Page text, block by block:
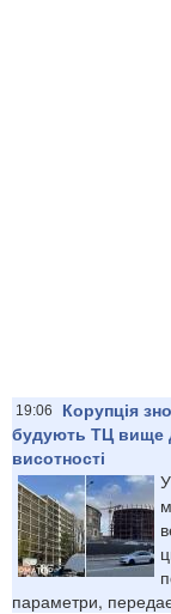
19:06
Корупція
будують ТЦ вище
висотності
параметри,